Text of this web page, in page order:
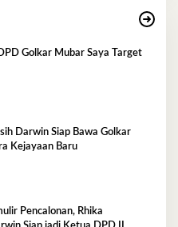
Golkar Mubar Saya Target
Darwin Siap Bawa Golkar
Kejayaan Baru
Pencalonan, Rhika